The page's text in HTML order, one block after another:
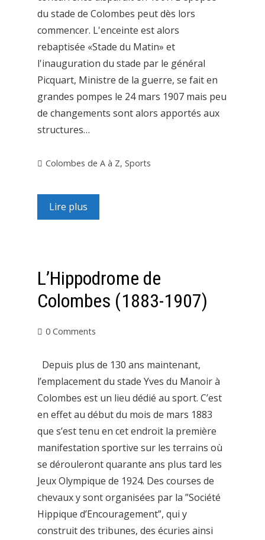
du stade de Colombes peut dès lors
commencer. L'enceinte est alors
rebaptisée «Stade du Matin» et
l'inauguration du stade par le général
Picquart, Ministre de la guerre, se fait en
grandes pompes le 24 mars 1907 mais peu
de changements sont alors apportés aux
structures…
Colombes de A à Z, Sports
Lire plus
L’Hippodrome de
Colombes (1883-1907)
0 Comments
Depuis plus de 130 ans maintenant,
l’emplacement du stade Yves du Manoir à
Colombes est un lieu dédié au sport. C’est
en effet au début du mois de mars 1883
que s’est tenu en cet endroit la première
manifestation sportive sur les terrains où
se dérouleront quarante ans plus tard les
Jeux Olympique de 1924. Des courses de
chevaux y sont organisées par la ”Société
Hippique d’Encouragement”, qui y
construit des tribunes, des écuries ainsi